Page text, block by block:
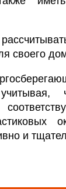
своего
и